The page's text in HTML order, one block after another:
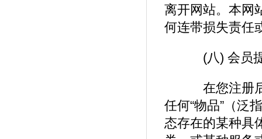
离开网站。本网
何连带损失责任
(八) 会员提
在您注册后
任何“物品”（泛
态存在的某种具